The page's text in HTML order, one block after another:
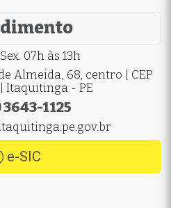
07h às 13h
Almeida, 68, centro | CEP
Itaquitinga - PE
1125
e-SIC